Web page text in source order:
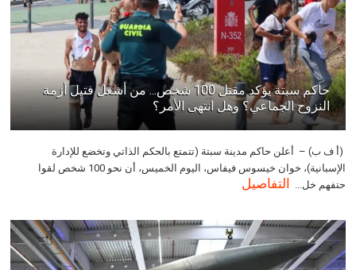
حاكم سبتة يؤكد مقتل 100 شخص... من أشعل فتيل أزمة
النزوح الجماعي؟ وهل انتهى الأمر؟
(أ ف ب) – أعلن حاكم مدينة سبتة (تتمتع بالحكم الذاتي وتخضع للإدارة
الإسبانية)، خوان خيسوس فيفاس، اليوم الخميس، أن نحو 100 شخص لقوا
حتفهم خل...
التفاصيل